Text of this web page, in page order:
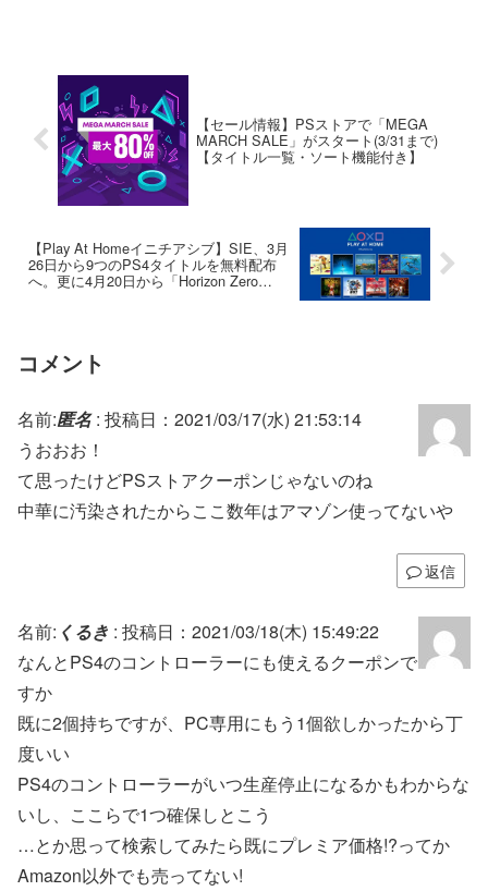
【セール情報】PSストアで「MEGA
MARCH SALE」がスタート(3/31まで)
【タイトル一覧・ソート機能付き】
【Play At Homeイニチアシブ】SIE、3月
26日から9つのPS4タイトルを無料配布
へ。更に4月20日から「Horizon Zero
コメント
名前:匿名: 投稿日：2021/03/17(水) 21:53:14
うおおお！
て思ったけどPSストアクーポンじゃないのね
中華に汚染されたからここ数年はアマゾン使ってないや
返信
名前: くるき : 投稿日：2021/03/18(木) 15:49:22
なんとPS4のコントローラーにも使えるクーポンで
すか
既に2個持ちですが、PC専用にもう1個欲しかったから丁
度いい
PS4のコントローラーがいつ生産停止になるかもわからな
いし、ここらで1つ確保しとこう
…とか思って検索してみたら既にプレミア価格!?ってか
Amazon以外でも売ってない!